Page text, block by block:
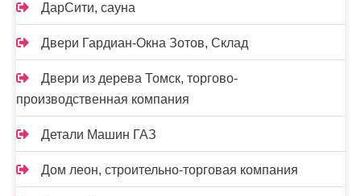
ДарСити, сауна
Двери Гардиан-Окна Зотов, Склад
Двери из дерева Томск, торгово-
производственная компания
Детали Машин ГАЗ
Дом леон, строительно-торговая компания